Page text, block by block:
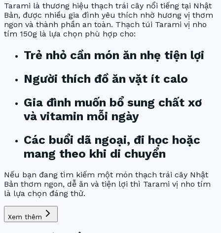
Tarami là thương hiệu thạch trái cây nổi tiếng tại Nhật
Bản, được nhiều gia đình yêu thích nhờ hương vị thơm
ngon và thành phần an toàn. Thạch túi Tarami vị nho
tím 150g là lựa chọn phù hợp cho:
Trẻ nhỏ cần món ăn nhẹ tiện lợi
Người thích đồ ăn vặt ít calo
Gia đình muốn bổ sung chất xơ
và vitamin mỗi ngày
Các buổi dã ngoại, đi học hoặc
mang theo khi di chuyển
Nếu bạn đang tìm kiếm một món thạch trái cây Nhật
Bản thơm ngon, dễ ăn và tiện lợi thì Tarami vị nho tím
là lựa chọn đáng thử.
Xem thêm